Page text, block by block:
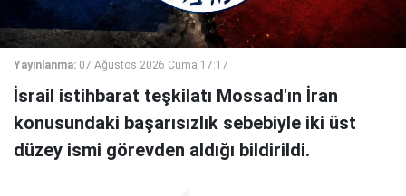
Yayınlanma: 07 Ağustos 2026 Cuma 17:17
İsrail istihbarat teşkilatı Mossad'ın İran
konusundaki başarısızlık sebebiyle iki üst
düzey ismi görevden aldığı bildirildi.